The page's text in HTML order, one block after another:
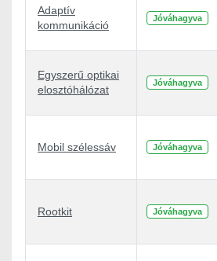
Adaptív
kommunikáció
Jóváhagyva
Egyszerű optikai
elosztóhálózat
Jóváhagyva
Mobil szélessáv Jóváhagyva
Rootkit Jóváhagyva